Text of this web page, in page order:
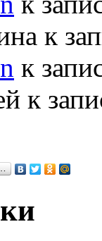
к
к
к